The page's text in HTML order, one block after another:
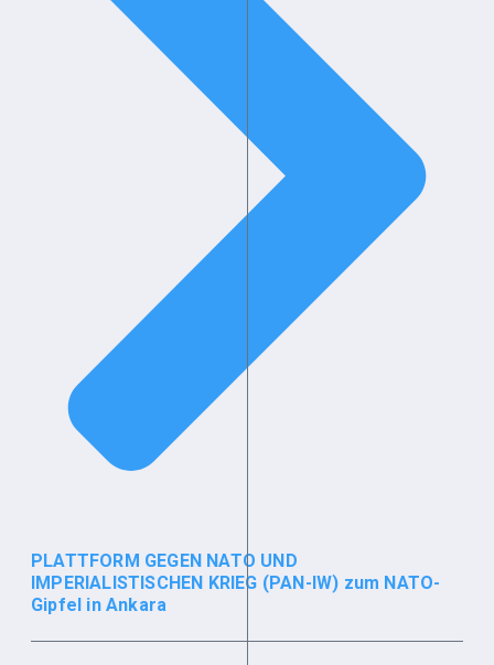
PLATTFORM GEGEN NATO UND
IMPERIALISTISCHEN KRIEG (PAN-IW) zum NATO-
Gipfel in Ankara